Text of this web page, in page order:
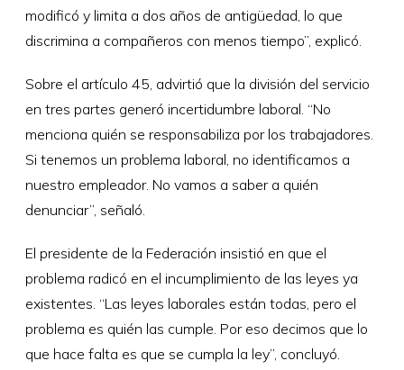
modificó y limita a dos años de antigüedad, lo que
discrimina a compañeros con menos tiempo”, explicó.
Sobre el artículo 45, advirtió que la división del servicio
en tres partes generó incertidumbre laboral. “No
menciona quién se responsabiliza por los trabajadores.
Si tenemos un problema laboral, no identificamos a
nuestro empleador. No vamos a saber a quién
denunciar”, señaló.
El presidente de la Federación insistió en que el
problema radicó en el incumplimiento de las leyes ya
existentes. “Las leyes laborales están todas, pero el
problema es quién las cumple. Por eso decimos que lo
que hace falta es que se cumpla la ley”, concluyó.